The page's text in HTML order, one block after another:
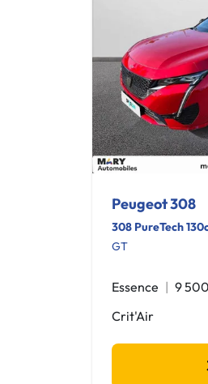
Peugeot 308
308 PureTech
GT
Essence 9
Crit'Air